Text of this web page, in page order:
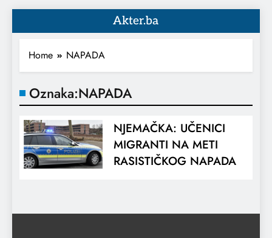
Akter.ba
Home NAPADA
Oznaka:NAPADA
NJEMAČKA: UČENICI
MIGRANTI NA METI
RASISTIČKOG NAPADA